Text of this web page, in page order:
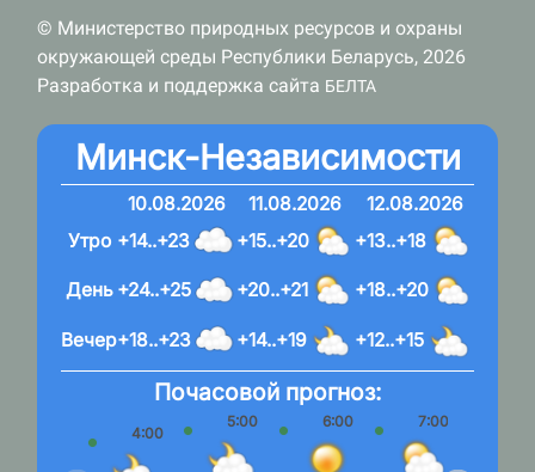
© Министерство природных ресурсов и охраны
окружающей среды Республики Беларусь, 2026
Разработка и поддержка сайта БЕЛТА
Минск-Независимости
10.08.2026
+14..+23
+24..+25
+18..+23
11.08.2026
+15..+20
+20..+21
+14..+19
12.08.2026
+13..+18
+18..+20
+12..+15
Вечер
День
Утро
Почасовой прогноз:
4:00
5:00 6:00 7:00